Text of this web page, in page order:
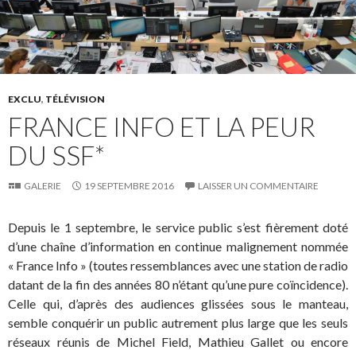
EXCLU, TÉLÉVISION
FRANCE INFO ET LA PEUR
DU SSF*
GALERIE 19 SEPTEMBRE 2016 LAISSER UN COMMENTAIRE
Depuis le 1 septembre, le service public s’est fièrement doté
d’une chaîne d’information en continue malignement nommée
« France Info » (toutes ressemblances avec une station de radio
datant de la fin des années 80 n’étant qu’une pure coïncidence).
Celle qui, d’après des audiences glissées sous le manteau,
semble conquérir un public autrement plus large que les seuls
réseaux réunis de Michel Field, Mathieu Gallet ou encore